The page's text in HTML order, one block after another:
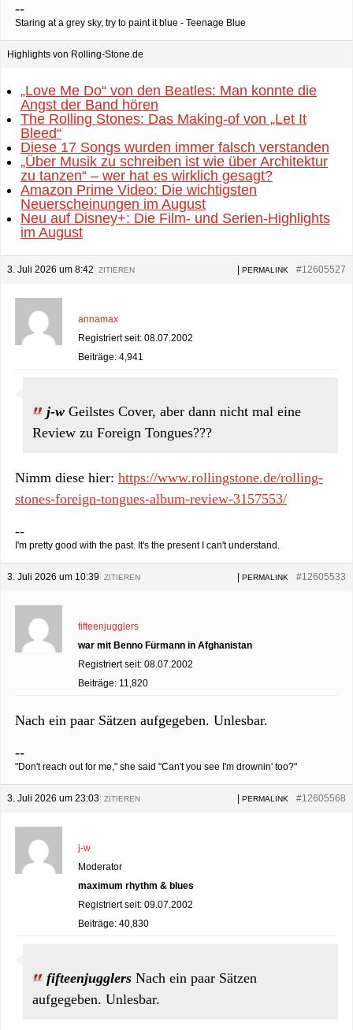
--
Staring at a grey sky, try to paint it blue - Teenage Blue
Highlights von Rolling-Stone.de
„Love Me Do“ von den Beatles: Man konnte die
Angst der Band hören
The Rolling Stones: Das Making-of von „Let It
Bleed“
Diese 17 Songs wurden immer falsch verstanden
„Über Musik zu schreiben ist wie über Architektur
zu tanzen“ – wer hat es wirklich gesagt?
Amazon Prime Video: Die wichtigsten
Neuerscheinungen im August
Neu auf Disney+: Die Film- und Serien-Highlights
im August
3. Juli 2026 um 8:42 #12605527
PERMALINK
ZITIEREN
annamax
Registriert seit: 08.07.2002
Beiträge: 4,941
j-w Geilstes Cover, aber dann nicht mal eine
Review zu Foreign Tongues???
Nimm diese hier: https://www.rollingstone.de/rolling-
stones-foreign-tongues-album-review-3157553/
--
I'm pretty good with the past. It's the present I can't understand.
3. Juli 2026 um 10:39 #12605533
PERMALINK
ZITIEREN
fifteenjugglers
war mit Benno Fürmann in Afghanistan
Registriert seit: 08.07.2002
Beiträge: 11,820
Nach ein paar Sätzen aufgegeben. Unlesbar.
--
"Don't reach out for me," she said "Can't you see I'm drownin' too?"
3. Juli 2026 um 23:03 #12605568
PERMALINK
ZITIEREN
j-w
Moderator
maximum rhythm & blues
Registriert seit: 09.07.2002
Beiträge: 40,830
fifteenjugglers Nach ein paar Sätzen
aufgegeben. Unlesbar.